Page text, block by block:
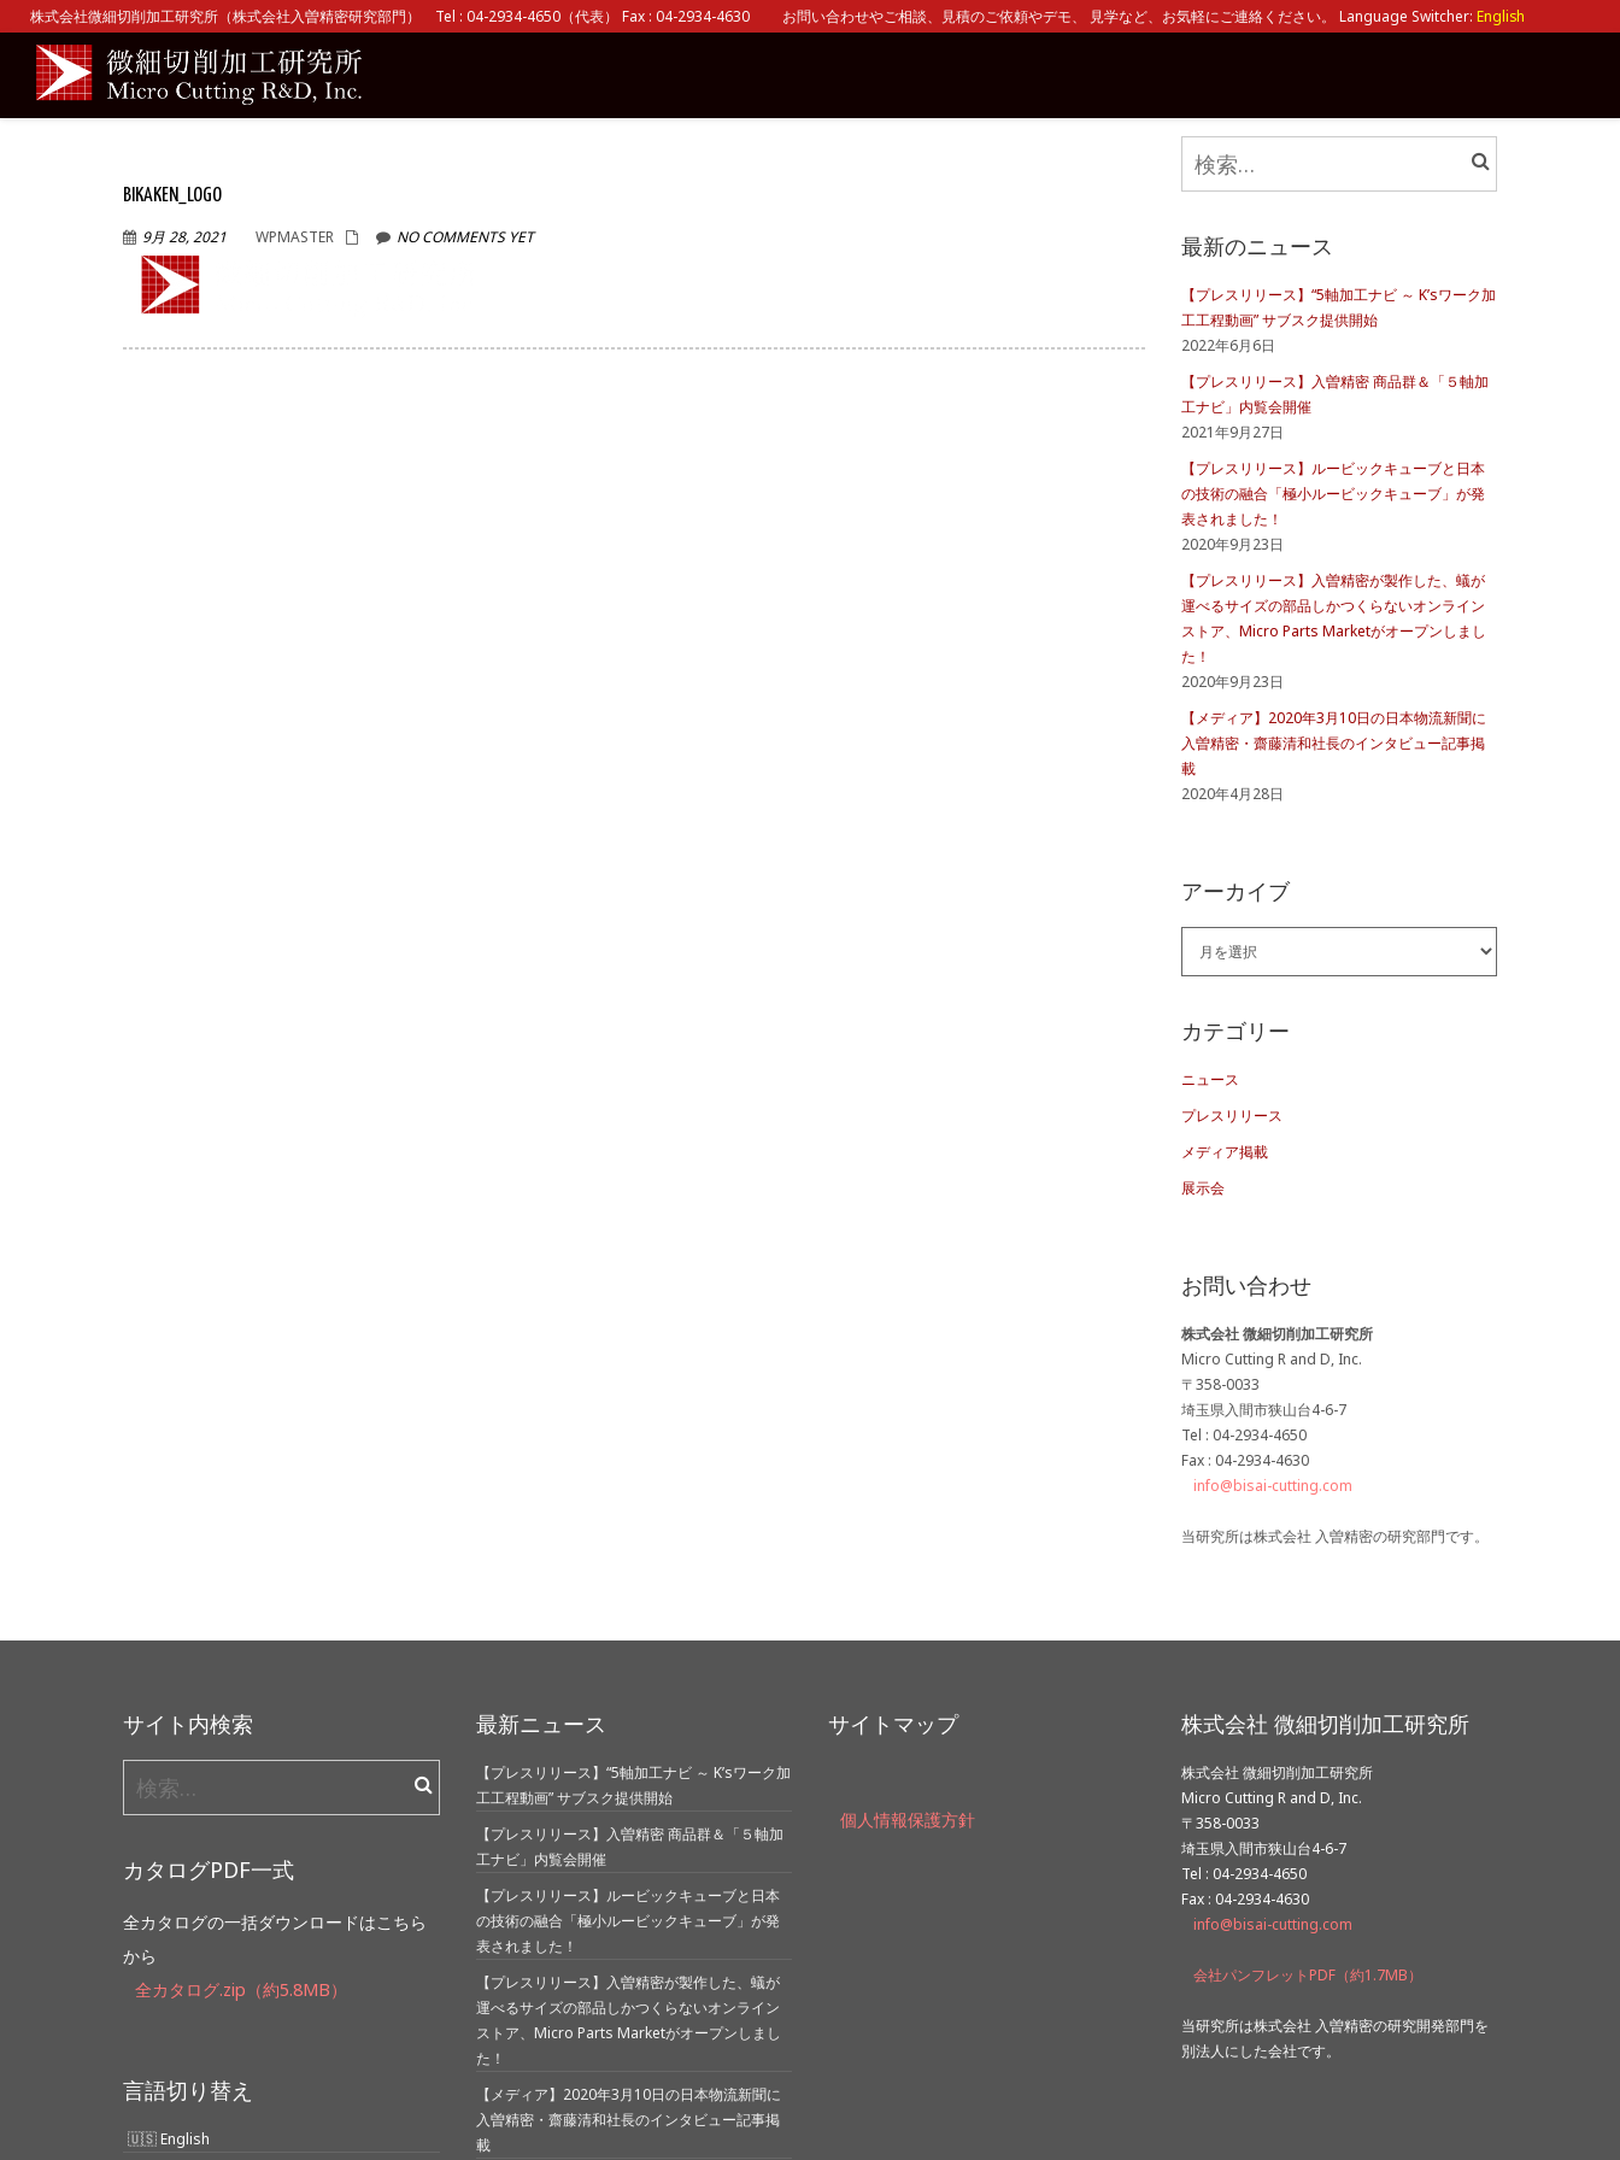
株式会社微細切削加工研究所（株式会社入曽精密研究部門） Tel : 04-2934-4650（代表） Fax : 04-2934-4630 お問い合わせやご相談、見積のご依頼やデモ、 見学など、お気軽にご連絡ください。 Language Switcher: English
BIKAKEN_LOGO
9月 28, 2021
WPMASTER NO COMMENTS YET
検
索:
最新のニュース
【プレスリリース】“5軸加工ナビ ～ K’sワーク加
工工程動画” サブスク提供開始
2022年6月6日
【プレスリリース】入曽精密 商品群＆「５軸加
工ナビ」内覧会開催
2021年9月27日
【プレスリリース】ルービックキューブと日本
の技術の融合「極小ルービックキューブ」が発
表されました！
2020年9月23日
【プレスリリース】入曽精密が製作した、蟻が
運べるサイズの部品しかつくらないオンライン
ストア、Micro Parts Marketがオープンしまし
た！
2020年9月23日
【メディア】2020年3月10日の日本物流新聞に
入曽精密・齋藤清和社長のインタビュー記事掲
載
2020年4月28日
アーカイブ
ー
カ
カテゴリー
ニュース
プレスリリース
メディア掲載
展示会
お問い合わせ
株式会社 微細切削加工研究所
Micro Cutting R and D, Inc.
〒358-0033
埼玉県入間市狭山台4-6-7
Tel : 04-2934-4650
Fax : 04-2934-4630
info@bisai-cutting.com
当研究所は株式会社 入曽精密の研究部門です。
サイト内検索
検
索:
カタログPDF一式
全カタログの一括ダウンロードはこちら
から
全カタログ.zip（約5.8MB）
言語切り替え
English
最新ニュース
【プレスリリース】“5軸加工ナビ ～ K’sワーク加
工工程動画” サブスク提供開始
【プレスリリース】入曽精密 商品群＆「５軸加
工ナビ」内覧会開催
【プレスリリース】ルービックキューブと日本
の技術の融合「極小ルービックキューブ」が発
表されました！
【プレスリリース】入曽精密が製作した、蟻が
運べるサイズの部品しかつくらないオンライン
ストア、Micro Parts Marketがオープンしまし
た！
【メディア】2020年3月10日の日本物流新聞に
入曽精密・齋藤清和社長のインタビュー記事掲
載
サイトマップ
個人情報保護方針
株式会社 微細切削加工研究所
株式会社 微細切削加工研究所
Micro Cutting R and D, Inc.
〒358-0033
埼玉県入間市狭山台4-6-7
Tel : 04-2934-4650
Fax : 04-2934-4630
info@bisai-cutting.com
会社パンフレットPDF（約1.7MB）
当研究所は株式会社 入曽精密の研究開発部門を
別法人にした会社です。